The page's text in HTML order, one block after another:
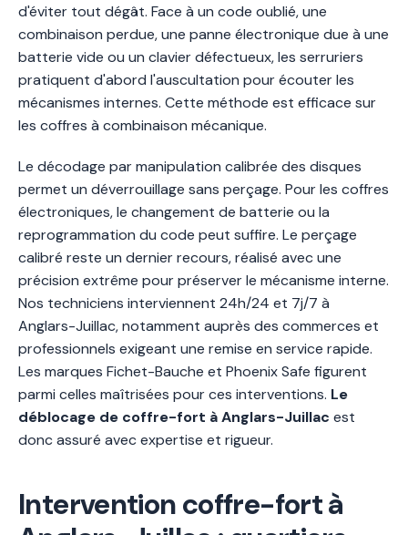
d'éviter tout dégât. Face à un code oublié, une
combinaison perdue, une panne électronique due à une
batterie vide ou un clavier défectueux, les serruriers
pratiquent d'abord l'auscultation pour écouter les
mécanismes internes. Cette méthode est efficace sur
les coffres à combinaison mécanique.
Le décodage par manipulation calibrée des disques
permet un déverrouillage sans perçage. Pour les coffres
électroniques, le changement de batterie ou la
reprogrammation du code peut suffire. Le perçage
calibré reste un dernier recours, réalisé avec une
précision extrême pour préserver le mécanisme interne.
Nos techniciens interviennent 24h/24 et 7j/7 à
Anglars-Juillac, notamment auprès des commerces et
professionnels exigeant une remise en service rapide.
Les marques Fichet-Bauche et Phoenix Safe figurent
parmi celles maîtrisées pour ces interventions. Le
déblocage de coffre-fort à Anglars-Juillac est
donc assuré avec expertise et rigueur.
Intervention coffre-fort à